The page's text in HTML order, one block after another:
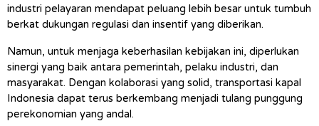
industri pelayaran mendapat peluang lebih besar untuk tumbuh
berkat dukungan regulasi dan insentif yang diberikan.
Namun, untuk menjaga keberhasilan kebijakan ini, diperlukan
sinergi yang baik antara pemerintah, pelaku industri, dan
masyarakat. Dengan kolaborasi yang solid, transportasi kapal
Indonesia dapat terus berkembang menjadi tulang punggung
perekonomian yang andal.